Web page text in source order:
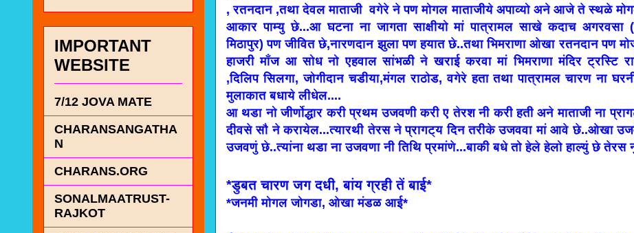
, रतनदान ,तथा देवल माताजी वगेरे ने पण मोगल माताजीये अपाव्यो अने आजे ते स्थळे
आकार पाम्यु छे...आ घटना ना जागता साक्षीयो मां पात्रामल साखे कदाच अगरवसा
मिठापुर) पण जीवित छे,नारणदान झुला पण हयात छे..तथा भिमराणा ओखा रतनदान पण
हाजरी माँज आ सोध नो एहवाल सांभळी ने खराई करवा मां भिमराणा मंदिर ट्रस्टि
,दिलिप सिलगा, जोगीदान चडीया,मंगल राठोड, वगेरे हता तथा पात्रामल चारण ना
मुलाकात बधाये लीधेल....
आ थडा नो जीर्णोद्धार करी प्रथम उजवणी करी ए तेरश नी करी हती अने माताजी ना
दीवसे सौ ने करायेल...त्यारथी तेरस ने प्रागट्य दिन तरीके उजववा मां आवे छे..ओखा
उजवणुं छे..त्यांना थडा ना उजवणा नी तिथि प्रमांणे...बाकी बधे तो हेले हेलो हाल्युं छे तेरस
*डुबत चारण जग दधी, बांय ग्रही तें बाई*
*जनमी मोगल जोगडा, ओखा मंडळ आई*
IMPORTANT
WEBSITE
7/12 JOVA MATE
CHARANSANGATHA
N
CHARANS.ORG
SONALMAATRUST-
RAJKOT